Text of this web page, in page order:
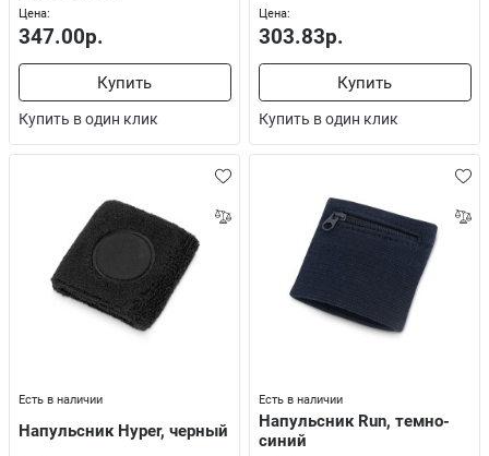
Цена:
347.00р.
Купить
Купить в один клик
Цена:
303.83р.
Купить
Купить в один клик
Есть в наличии
Напульсник Hyper, черный
Есть в наличии
Напульсник Run, темно-
синий